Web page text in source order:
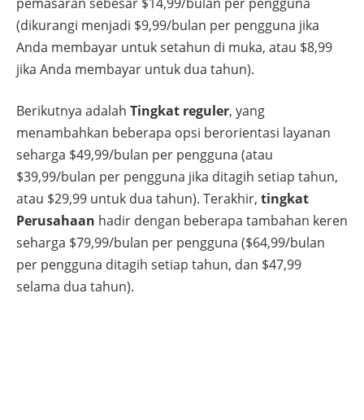
(dikurangi menjadi $9,99/bulan per pengguna jika
Anda membayar untuk setahun di muka, atau $8,99
jika Anda membayar untuk dua tahun).
Berikutnya adalah Tingkat reguler, yang
menambahkan beberapa opsi berorientasi layanan
seharga $49,99/bulan per pengguna (atau
$39,99/bulan per pengguna jika ditagih setiap tahun,
atau $29,99 untuk dua tahun). Terakhir, tingkat
Perusahaan hadir dengan beberapa tambahan keren
seharga $79,99/bulan per pengguna ($64,99/bulan
per pengguna ditagih setiap tahun, dan $47,99
selama dua tahun).